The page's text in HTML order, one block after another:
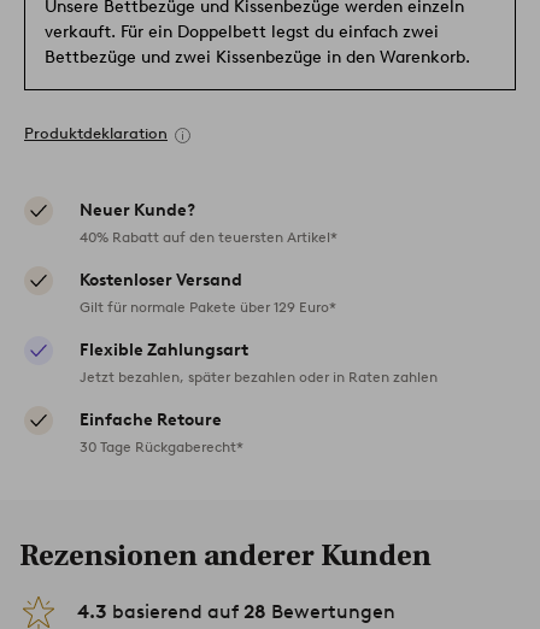
Unsere Bettbezüge und Kissenbezüge werden einzeln
verkauft. Für ein Doppelbett legst du einfach zwei
Bettbezüge und zwei Kissenbezüge in den Warenkorb.
Produktdeklaration
Neuer Kunde?
40% Rabatt auf den teuersten Artikel*
Kostenloser Versand
Gilt für normale Pakete über 129 Euro*
Flexible Zahlungsart
Jetzt bezahlen, später bezahlen oder in Raten zahlen
Einfache Retoure
30 Tage Rückgaberecht*
Rezensionen anderer Kunden
4.3 basierend auf 28 Bewertungen